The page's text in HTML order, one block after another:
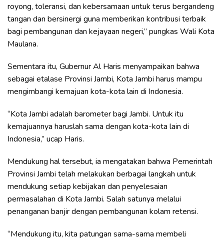
royong, toleransi, dan kebersamaan untuk terus bergandeng
tangan dan bersinergi guna memberikan kontribusi terbaik
bagi pembangunan dan kejayaan negeri,” pungkas Wali Kota
Maulana.
Sementara itu, Gubernur Al Haris menyampaikan bahwa
sebagai etalase Provinsi Jambi, Kota Jambi harus mampu
mengimbangi kemajuan kota-kota lain di Indonesia.
“Kota Jambi adalah barometer bagi Jambi. Untuk itu
kemajuannya haruslah sama dengan kota-kota lain di
Indonesia,” ucap Haris.
Mendukung hal tersebut, ia mengatakan bahwa Pemerintah
Provinsi Jambi telah melakukan berbagai langkah untuk
mendukung setiap kebijakan dan penyelesaian
permasalahan di Kota Jambi. Salah satunya melalui
penanganan banjir dengan pembangunan kolam retensi.
“Mendukung itu, kita patungan sama-sama membeli